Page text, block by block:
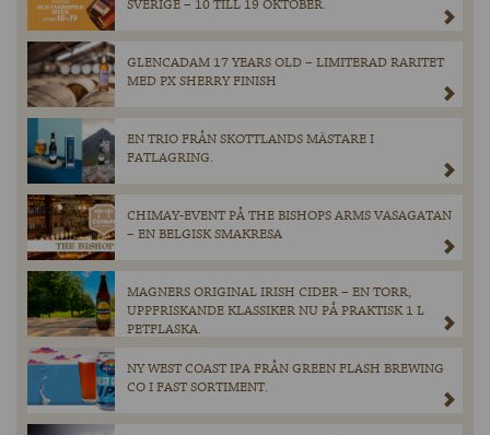
SVERIGE – 10 TILL 19 OKTOBER.
GLENCADAM 17 YEARS OLD – LIMITERAD RARITET
MED PX SHERRY FINISH
EN TRIO FRÅN SKOTTLANDS MÄSTARE I
FATLAGRING.
CHIMAY-EVENT PÅ THE BISHOPS ARMS VASAGATAN
– EN BELGISK SMAKRESA
MAGNERS ORIGINAL IRISH CIDER – EN TORR,
UPPFRISKANDE KLASSIKER NU PÅ PRAKTISK 1 L
PETFLASKA.
NY WEST COAST IPA FRÅN GREEN FLASH BREWING
CO I FAST SORTIMENT.